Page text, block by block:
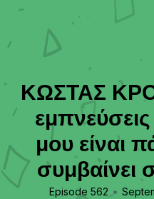
ΚΩΣΤΑΣ
μου είναι
συμβαίνει
Episode 562 •